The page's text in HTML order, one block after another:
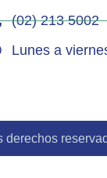
(02) 213 5002
Lunes a
derechos